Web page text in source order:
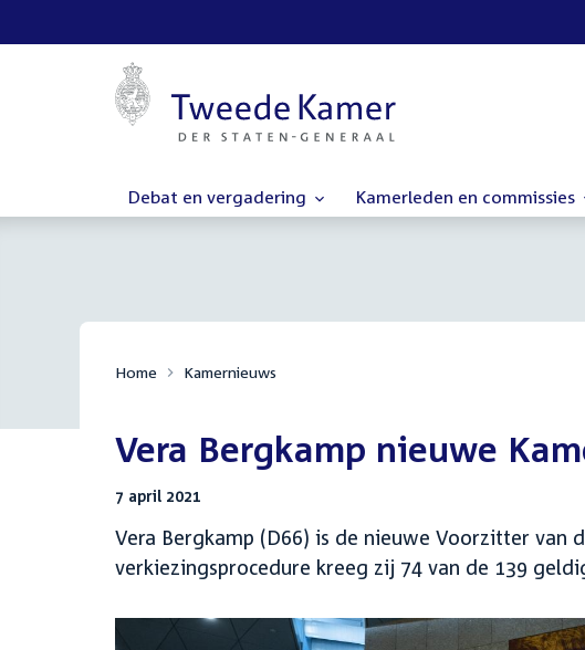
Debat en vergadering Kamerleden en commissies
Home Kamernieuws
Vera Bergkamp nieuwe
7 april 2021
Vera Bergkamp (D66) is de nieuwe Voorzitter van
verkiezingsprocedure kreeg zij 74 van de 139